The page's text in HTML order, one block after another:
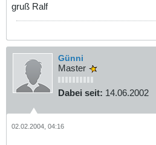
gruß Ralf
Günni
Master
Dabei seit: 14.06.2002
02.02.2004, 04:16